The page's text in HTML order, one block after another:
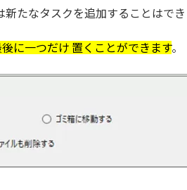
新たなタスクを追加することはでき
に一つだけ 置くことができます。